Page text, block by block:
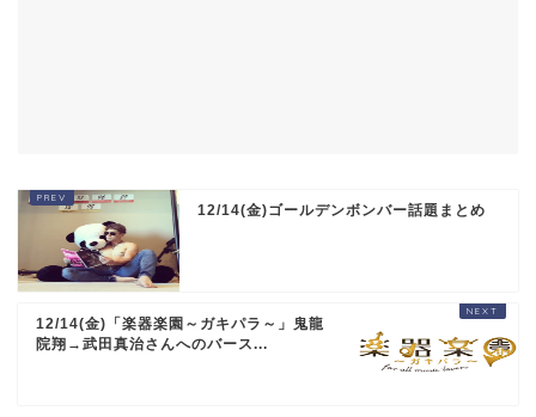
12/14(金)ゴールデンボンバー話題まとめ
12/14(金)「楽器楽園～ガキパラ～」鬼龍
院翔→武田真治さんへのバース...